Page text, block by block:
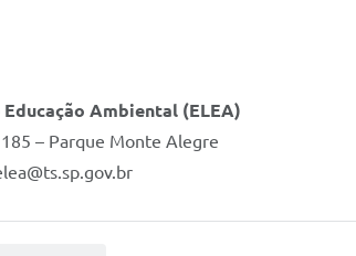
Ambiental (ELEA)
185 – Parque Monte Alegre